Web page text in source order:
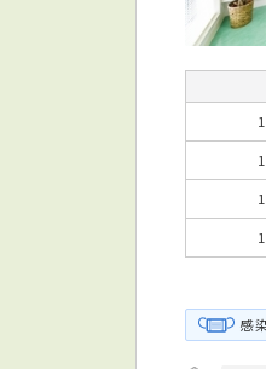
感